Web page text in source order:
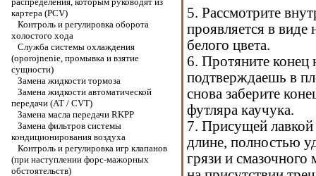
картера (PCV)
Контроль и регулировка оборота
холостого хода
Служба системы охлаждения
(oporojnenie, промывка и взятие
сущности)
Замена жидкости тормоза
Замена жидкости автоматической
передачи (АТ / CVT)
Замена масла передачи RKPP
Замена фильтров системы
кондиционирования воздуха
Контроль и регулировка игр клапанов
(при наступлении форс-мажорных
обстоятельств)
5. Рассмотрите
проявляется в
белого цвета.
6. Протяните конец
подтверждаешь в
снова заберите
футляра каучука.
7. Присущей лавкой
длине, полностью
грязи и смазочного